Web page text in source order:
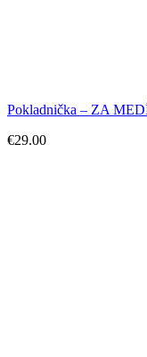
Pokladnička – ZA
€29.00